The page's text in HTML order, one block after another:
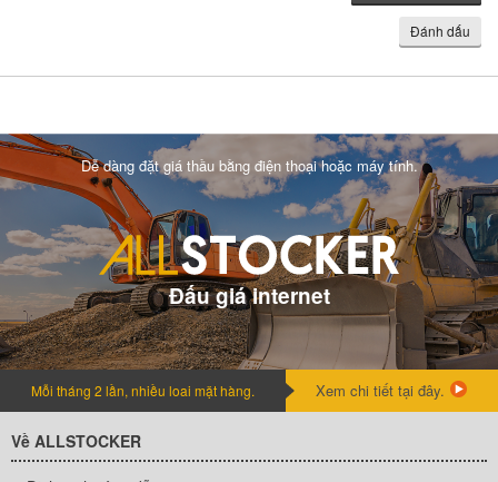
Đánh dấu
Dễ dàng đặt giá thầu bằng điện thoại hoặc máy tính.
Đấu giá internet
Mỗi tháng 2 lần, nhiều loai mặt hàng. Xem chi tiết tại đây.
Về ALLSTOCKER